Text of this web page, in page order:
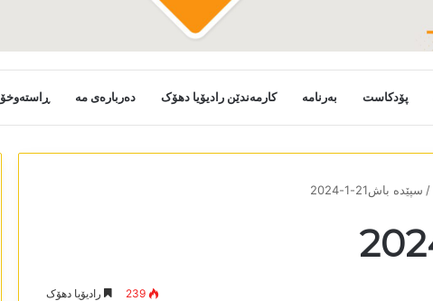
پۆدکاست بەرنامە کارمەندێن رادیۆیا دھۆک دەربارەی مە ڕاستەوخۆ
/ سپێدە باش21-1-2024
239 رادیۆیا دھۆک